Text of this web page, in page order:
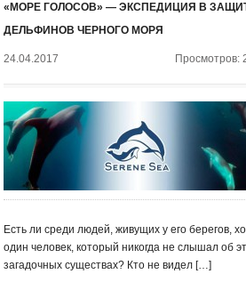
«МОРЕ ГОЛОСОВ» — ЭКСПЕДИЦИЯ В
ДЕЛЬФИНОВ ЧЕРНОГО МОРЯ
24.04.2017 Просмотров:
Есть ли среди людей, живущих у его берегов,
один человек, который никогда не слышал об
загадочных существах? Кто не видел […]